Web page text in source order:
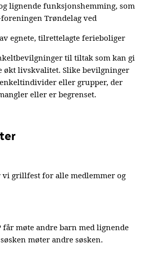
lignende funksjonshemming, som
Trøndelag ved
egnete, tilrettelagte ferieboliger
til tiltak som kan gi
økt livskvalitet. Slike bevilgninger
eller grupper, der
eller er begrenset.
grillfest for alle medlemmer og
får møte andre barn med lignende
møter andre søsken.